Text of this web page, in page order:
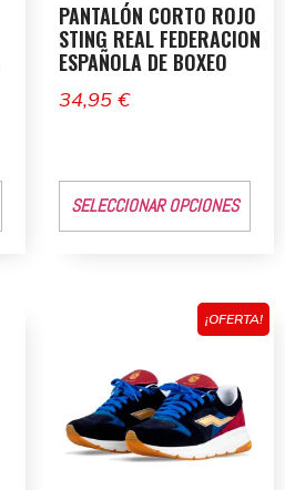
PANTALÓN CORTO ROJO
STING REAL FEDERACION
ESPAÑOLA DE BOXEO
34,95 €
SELECCIONAR OPCIONES
¡OFERTA!